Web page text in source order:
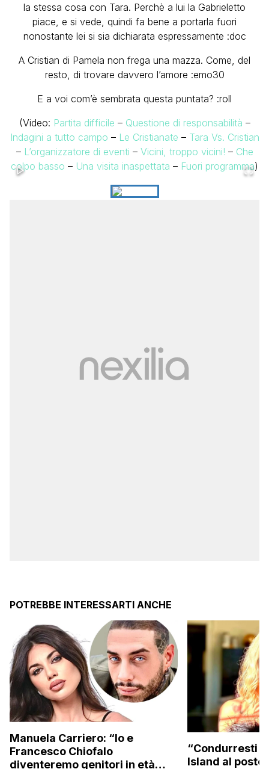
la stessa cosa con Tara. Perchè a lui la Gabrieletto
piace, e si vede, quindi fa bene a portarla fuori
nonostante lei si sia dichiarata espressamente :doc
A Cristian di Pamela non frega una mazza. Come, del
resto, di trovare davvero l’amore :emo30
E a voi com’è sembrata questa puntata? :roll
(Video: Partita difficile – Questione di responsabilità –
Indagini a tutto campo – Le Cristianate – Tara Vs. Cristian
– L’organizzatore di eventi – Vicini, troppo vicini! – Che
colpo basso – Una visita inaspettata – Fuori programma)
POTREBBE INTERESSARTI ANCHE
Manuela Carriero: “Io e
Francesco Chiofalo
diventeremo genitori in età
“Condurresti
Island al posto